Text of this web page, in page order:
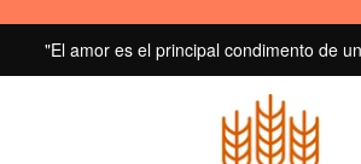
"El amor es el principal condimento de